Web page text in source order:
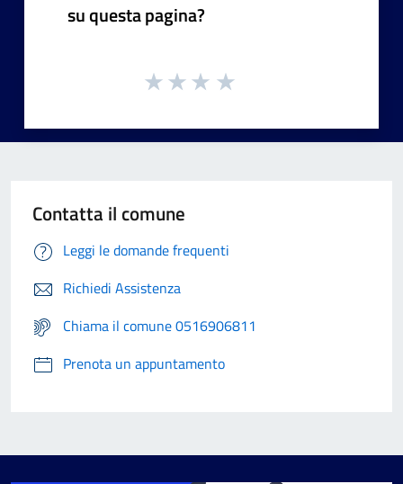
su questa pagina?
Contatta il comune
Leggi le domande frequenti
Richiedi Assistenza
Chiama il comune 0516906811
Prenota un appuntamento